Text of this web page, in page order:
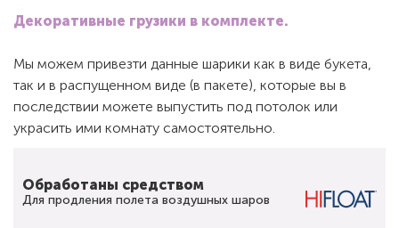
Декоративные грузики в комплекте.
Мы можем привезти данные шарики как в виде букета,
так и в распущенном виде (в пакете), которые вы в
последствии можете выпустить под потолок или
украсить ими комнату самостоятельно.
Обработаны средством
Для продления полета воздушных шаров